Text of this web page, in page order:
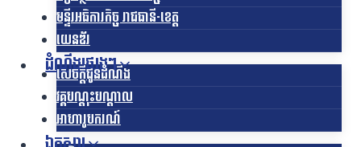
មន្ទីរអធិការកិច្ច រាជធានី-ខេត្ត
យេនឌ័រ
ដំណឹងផ្សេងៗ
សេចក្តីជូនដំណឹង
វគ្គបណ្តុះបណ្តាល
អាហារូបករណ៍